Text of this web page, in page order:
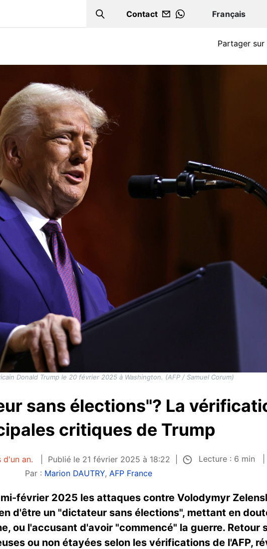
Search
Contact
WHATSAPP
Partager sur
Donald Trump le 20 février 2025 à Washington. (AFP / Samuel Corum)
sans élections"? La
critiques de Trump
an. Publié le 21 février 2025 à 18:22
Lecture : 6 min
Par : Marion DAUTRY, AFP France
février 2025 les attaques contre Volodymyr
d'être un "dictateur sans élections", mettant en
ou l'accusant d'avoir "commencé" la guerre. Retour
ou non étayées selon les vérifications de l'AFP,